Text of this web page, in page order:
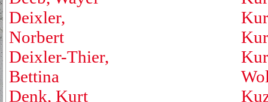
Deixler,
Norbert
Deixler-Thier,
Bettina
Denk, Kurt